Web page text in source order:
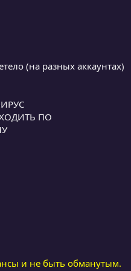
(на разных аккаунтах)
ПО
и не быть обманутым.